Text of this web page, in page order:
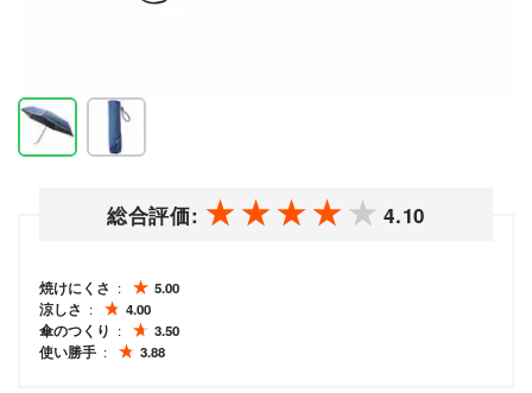
総合評価: 4.10
焼けにくさ
5.00
涼しさ
4.00
傘のつくり
3.50
使い勝手
3.88